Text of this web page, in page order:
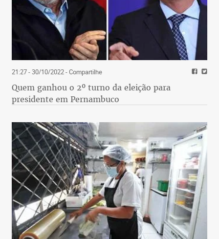
21:27 - 30/10/2022- Compartilhe
Quem ganhou o 2º turno da eleição para
presidente em Pernambuco